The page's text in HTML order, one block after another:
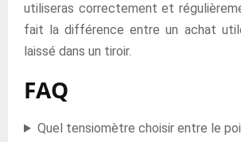
utiliseras correctement et
fait la différence entre un achat
laissé dans un tiroir.
FAQ
Quel tensiomètre choisir entre le